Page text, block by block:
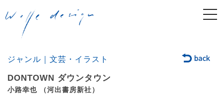
ジャンル｜文芸・イラスト
DONTOWN ダウンタウン
小路幸也 （河出書房新社）